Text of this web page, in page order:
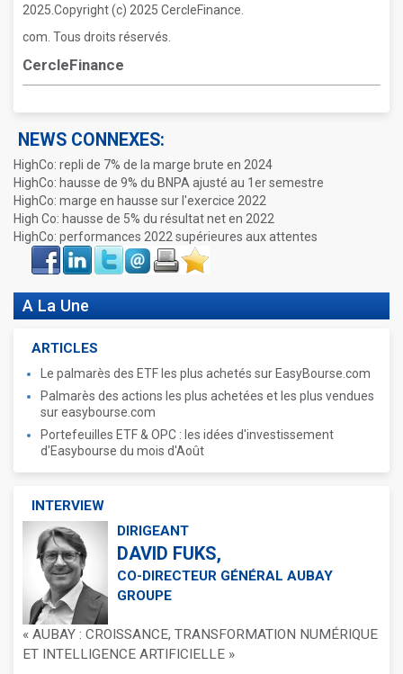
2025.Copyright (c) 2025 CercleFinance.
com. Tous droits réservés.
CercleFinance
NEWS CONNEXES:
HighCo: repli de 7% de la marge brute en 2024
HighCo: hausse de 9% du BNPA ajusté au 1er semestre
HighCo: marge en hausse sur l'exercice 2022
High Co: hausse de 5% du résultat net en 2022
HighCo: performances 2022 supérieures aux attentes
Face
book
LinkIn Twitter Envoyer ImprimerFavoris
A La Une
ARTICLES
Le palmarès des ETF les plus achetés sur EasyBourse.com
Palmarès des actions les plus achetées et les plus vendues
sur easybourse.com
Portefeuilles ETF & OPC : les idées d'investissement
d'Easybourse du mois d'Août
INTERVIEW
DIRIGEANT
DAVID FUKS,
CO-DIRECTEUR GÉNÉRAL AUBAY
GROUPE
« AUBAY : CROISSANCE, TRANSFORMATION NUMÉRIQUE
ET INTELLIGENCE ARTIFICIELLE »